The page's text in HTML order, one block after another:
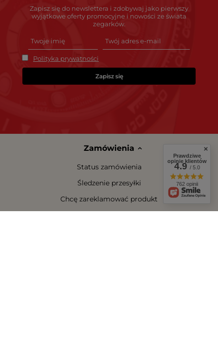
Zapisz się do newslettera i zdobywaj jako pierwszy
wyjątkowe oferty promocyjne i nowości ze świata
zegarków.
Polityka prywatności
Zapisz się
Zamówienia
Status zamówienia
Śledzenie przesyłki
Chcę zareklamować produkt
Prawdziwe
opinie klientów
4.9/ 5.0
762 opinii